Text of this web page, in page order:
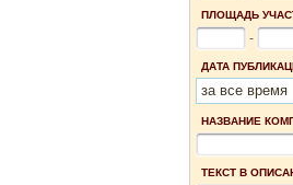
ПЛОЩАДЬ
-
ДАТА
за все время
НАЗВАНИЕ
ТЕКСТ В